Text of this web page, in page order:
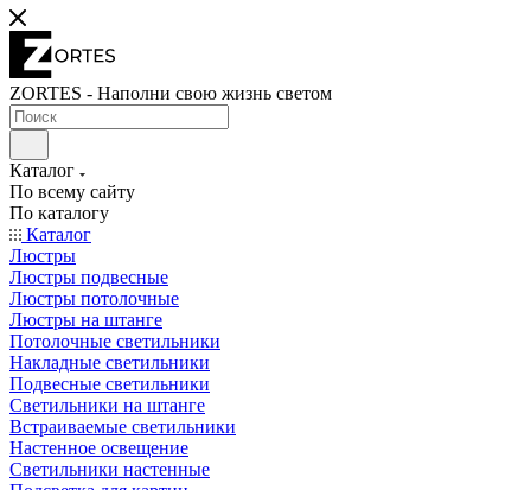
ZORTES - Наполни свою жизнь светом
Каталог
По всему сайту
По каталогу
Каталог
Люстры
Люстры подвесные
Люстры потолочные
Люстры на штанге
Потолочные светильники
Накладные светильники
Подвесные светильники
Светильники на штанге
Встраиваемые светильники
Настенное освещение
Светильники настенные